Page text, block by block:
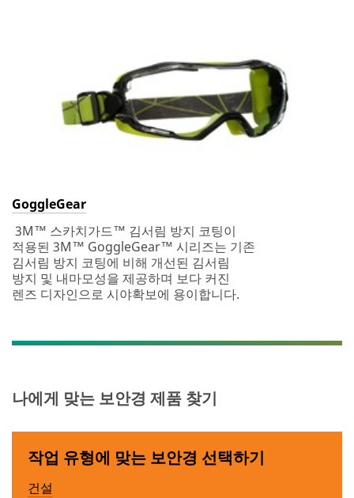
GoggleGear
3M™ 스카치가드™ 김서림 방지 코팅이
적용된 3M™ GoggleGear™ 시리즈는 기존
김서림 방지 코팅에 비해 개선된 김서림
방지 및 내마모성을 제공하며 보다 커진
렌즈 디자인으로 시야확보에 용이합니다.
나에게 맞는 보안경 제품 찾기
작업 유형에 맞는 보안경 선택하기
건설